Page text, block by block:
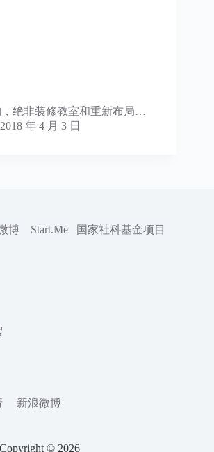
绝非装修教室和重新布局…
2018 年 4 月 3 日
博 Start.Me 国家社科基金项目
新浪微博
Copyright © 2026